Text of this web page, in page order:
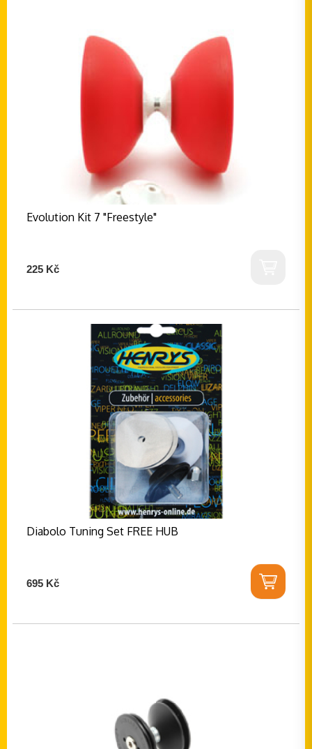
Evolution Kit 7 "Freestyle"
225 Kč
Diabolo Tuning Set FREE HUB
695 Kč